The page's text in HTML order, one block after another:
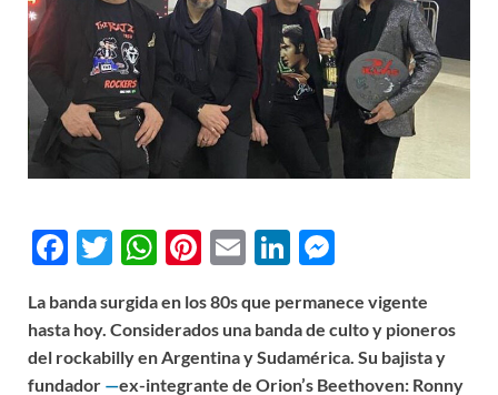
F
e
b
T
itt
er
W
at
s
Pi
er
es
E
ail
Li
k
e
se
n
La banda surgida en los 80s que permanece vigente
hasta hoy. Considerados una banda de culto y pioneros
del rockabilly en Argentina y Sudamérica. Su bajista y
fundador —ex-integrante de Orion’s Beethoven: Ronny